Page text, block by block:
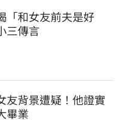
「和女友前夫是好
三傳言
友背景遭疑！他證實
畢業